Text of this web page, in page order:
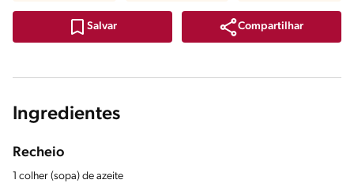
Salvar Compartilhar
Ingredientes
Recheio
1 colher (sopa) de azeite